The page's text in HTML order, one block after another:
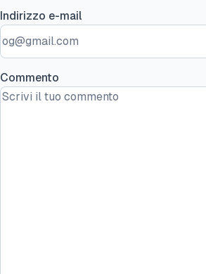
Indirizzo e-mail
Commento